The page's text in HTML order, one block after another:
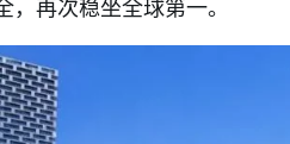
，再次稳坐全球第一。